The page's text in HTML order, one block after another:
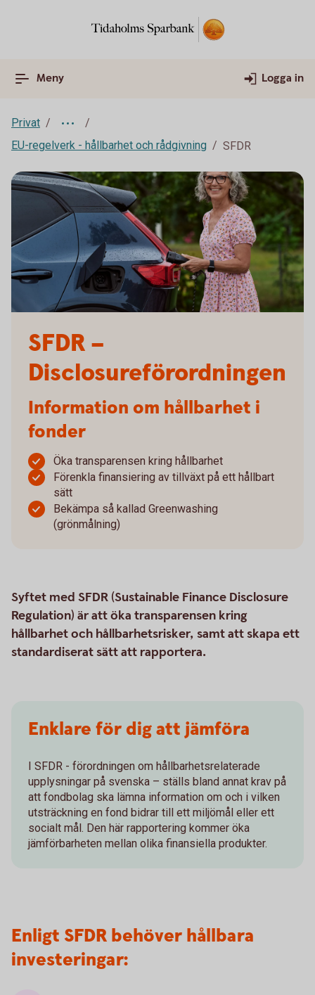
Meny Logga in
Privat
EU-regelverk - hållbarhet och rådgivning
SFDR
SFDR –
Disclosureförordningen
Information om hållbarhet i
fonder
Öka transparensen kring hållbarhet
Förenkla finansiering av tillväxt på ett hållbart
sätt
Bekämpa så kallad Greenwashing
(grönmålning)
Syftet med SFDR (Sustainable Finance Disclosure
Regulation) är att öka transparensen kring
hållbarhet och hållbarhetsrisker, samt att skapa ett
standardiserat sätt att rapportera.
Enklare för dig att jämföra
I SFDR - förordningen om hållbarhetsrelaterade
upplysningar på svenska – ställs bland annat krav på
att fondbolag ska lämna information om och i vilken
utsträckning en fond bidrar till ett miljömål eller ett
socialt mål. Den här rapportering kommer öka
jämförbarheten mellan olika finansiella produkter.
Enligt SFDR behöver hållbara
investeringar: